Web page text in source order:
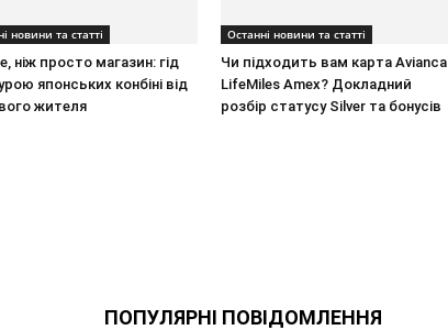
новини та статті
ніж просто магазин: гід
японських конбіні від
жителя
Останні новини та статті
Чи підходить вам карта Avianca
LifeMiles Amex? Докладний
розбір статусу Silver та бонусів
ПОПУЛЯРНІ ПОВІДОМЛЕННЯ